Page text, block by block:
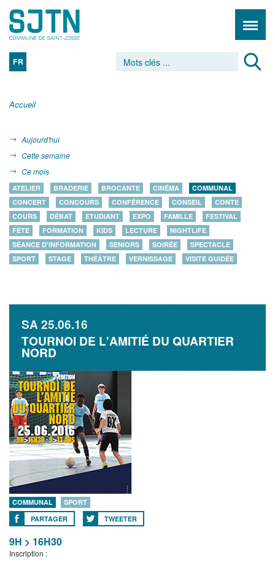
FR
Accueil
Aujourd'hui
Cette semaine
Ce mois
ATELIER BRADERIE BROCANTE CINÉMA
COMMUNAL
CONCERT
CONCOURS CONFÉRENCE CONSEIL
CONTE
COURS
DÉBAT ETUDIANT EXPO FAMILLE
FESTIVAL
FÊTE
FORMATION KIDS LECTURE
NIGHTLIFE
SÉANCE D'INFORMATION
SENIORS SOIRÉE
SPECTACLE
SPORT
STAGE THÉÂTRE VERNISSAGE VISITE GUIDÉE
SA25.06.16
TOURNOI DE L'AMITIÉ DU QUARTIER
NORD
COMMUNAL
SPORT
PARTAGER
TWEETER
9H > 16H30
Inscription :